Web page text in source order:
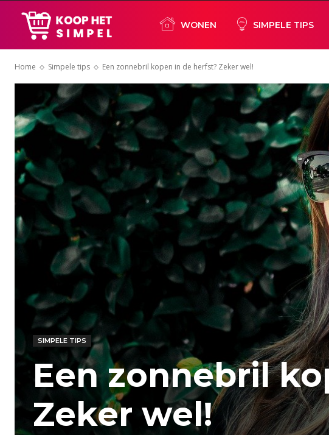
het
simpel
WONEN SIMPELE TIPS
Home Simpele tips Een zonnebril kopen in de herfst? Zeker wel!
SIMPELE TIPS
Een zonnebril
Zeker wel!